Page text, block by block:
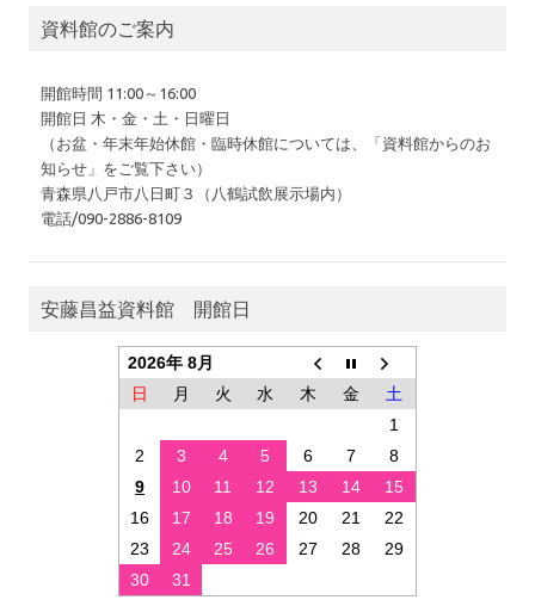
資料館のご案内
開館時間 11:00～16:00
開館日 木・金・土・日曜日
（お盆・年末年始休館・臨時休館については、「資料館からのお
知らせ」をご覧下さい）
青森県八戸市八日町３（八鶴試飲展示場内）
電話/090-2886-8109
安藤昌益資料館 開館日
2026年 8月
日
月 火 水 木 金
土
1
2
3 4 5 6 7
8
9
10 11 12 13 14
15
16
17 18 19 20 21
22
23
24 25 26 27 28
29
30
31